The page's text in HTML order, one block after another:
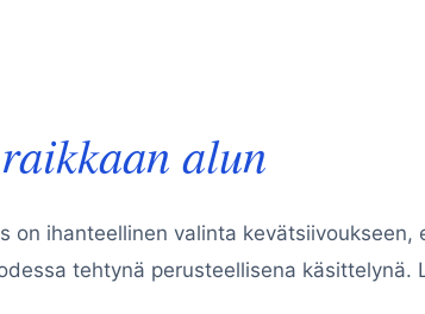
alun
on ihanteellinen valinta kevätsiivoukseen,
tehtynä perusteellisena käsittelynä.